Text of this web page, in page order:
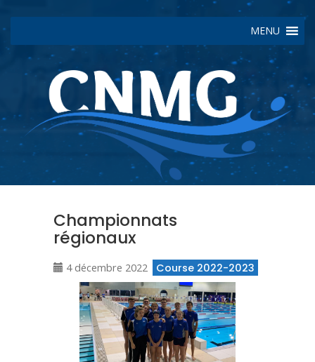
MENU
Championnats
régionaux
4 décembre 2022 Course 2022-2023